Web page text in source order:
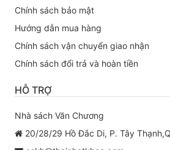
Chính sách bảo mật
Hướng dẫn mua hàng
Chính sách vận chuyển giao nhận
Chính sách đổi trả và hoàn tiền
HỖ TRỢ
Nhà sách Văn Chương
20/28/29 Hồ Đắc Di, P. Tây